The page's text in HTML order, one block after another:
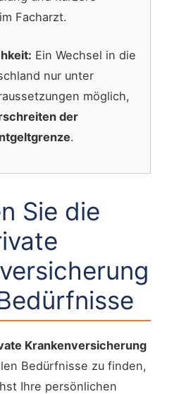
Facharzt.
Ein Wechsel in die
nur unter
möglich,
der
.
Sie die
Krankenversicherung
Bedürfnisse zu finden,
Ihre persönlichen